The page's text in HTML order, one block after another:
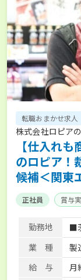
転職おまかせ求人
株式会社ロピア
【仕入れ
のロピア！
候補＜関東
正社員 賞与
勤務地
■
業 種
製
給 与
月